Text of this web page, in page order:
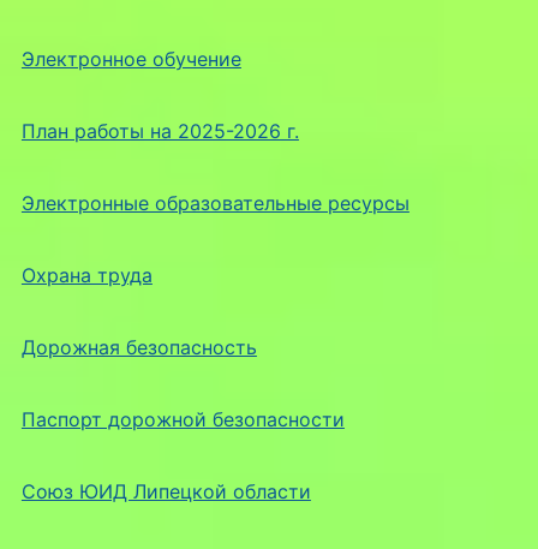
Электронное обучение
План работы на 2025-2026 г.
Электронные образовательные ресурсы
Охрана труда
Дорожная безопасность
Паспорт дорожной безопасности
Союз ЮИД Липецкой области